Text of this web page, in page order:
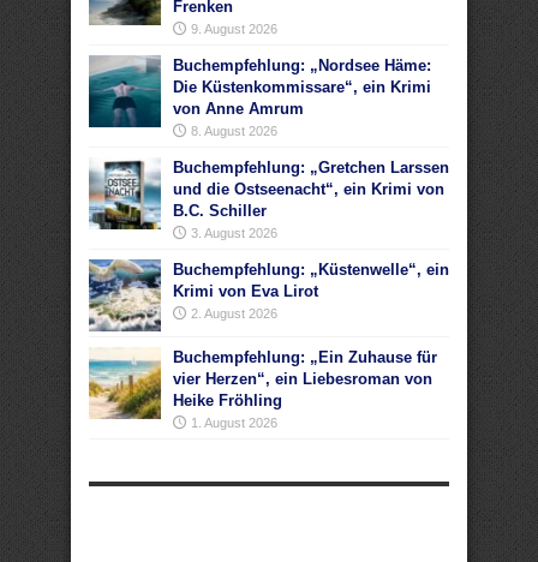
Frenken
9. August 2026
Buchempfehlung: „Nordsee Häme:
Die Küstenkommissare“, ein Krimi
von Anne Amrum
8. August 2026
Buchempfehlung: „Gretchen Larssen
und die Ostseenacht“, ein Krimi von
B.C. Schiller
3. August 2026
Buchempfehlung: „Küstenwelle“, ein
Krimi von Eva Lirot
2. August 2026
Buchempfehlung: „Ein Zuhause für
vier Herzen“, ein Liebesroman von
Heike Fröhling
1. August 2026